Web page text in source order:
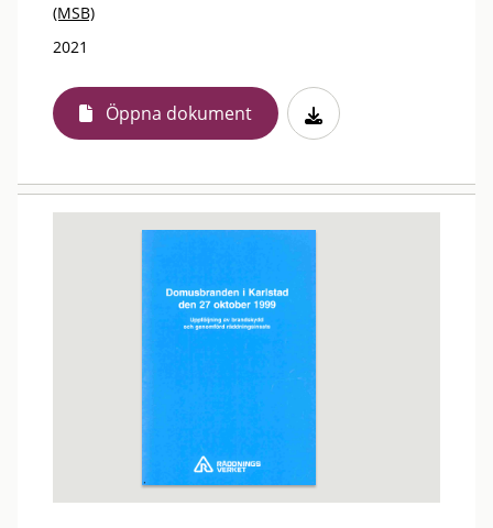
(MSB)
2021
Öppna dokument